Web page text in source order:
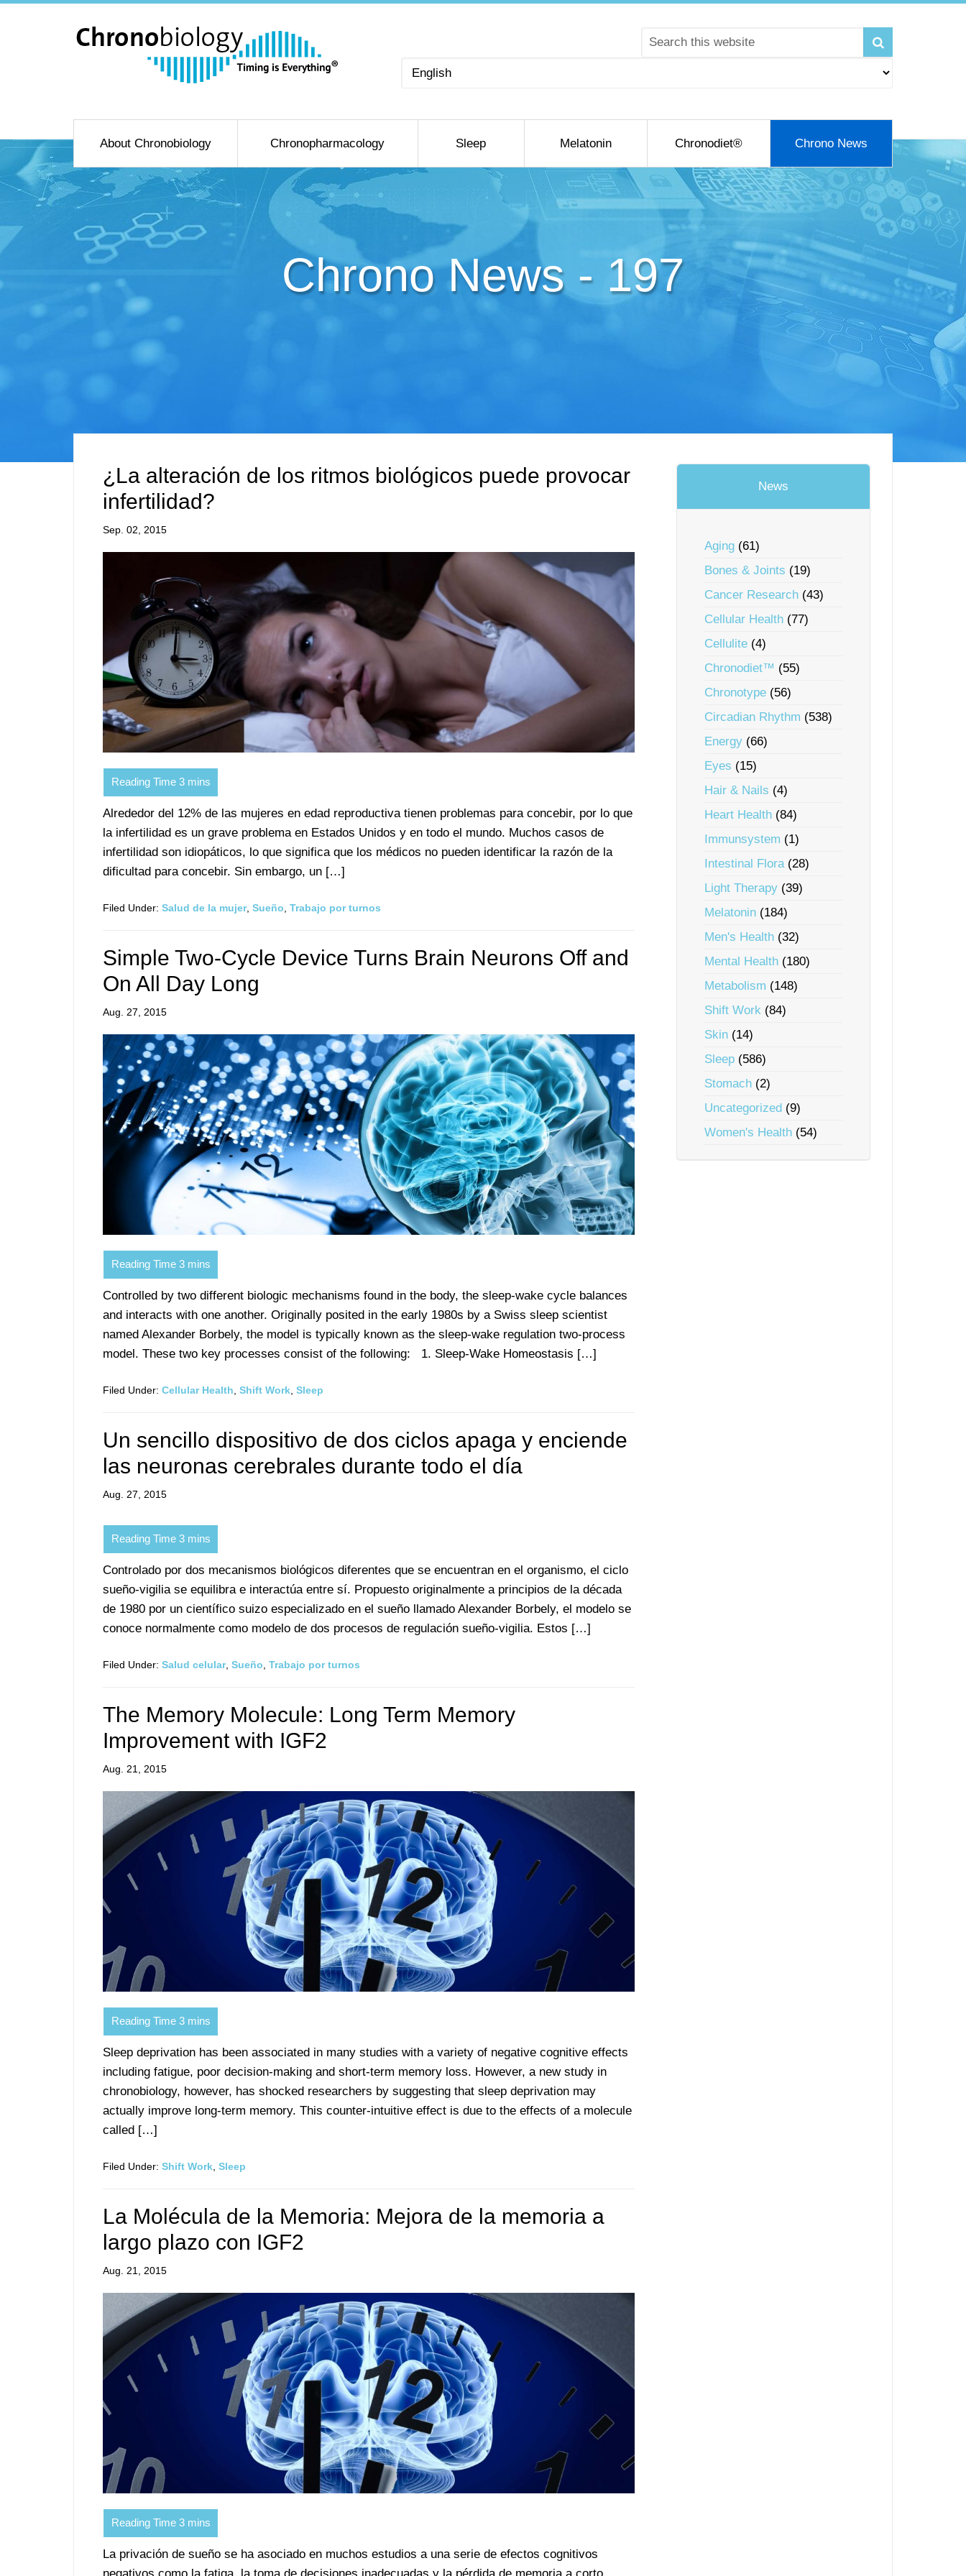
Choose
About Chronobiology Chronopharmacology Sleep Melatonin Chronodiet® Chrono News
Chrono News - 197
¿La alteración de los ritmos biológicos puede provocar
infertilidad?
Sep. 02, 2015
Alrededor del 12% de las mujeres en edad reproductiva tienen problemas para concebir, por lo que
la infertilidad es un grave problema en Estados Unidos y en todo el mundo. Muchos casos de
infertilidad son idiopáticos, lo que significa que los médicos no pueden identificar la razón de la
dificultad para concebir. Sin embargo, un […]
Filed Under: Salud de la mujer, Sueño Trabajo por turnos
Simple Two-Cycle Device Turns Brain Neurons Off and
On All Day Long
Aug. 27, 2015
Controlled by two different biologic mechanisms found in the body, the sleep-wake cycle balances
and interacts with one another. Originally posited in the early 1980s by a Swiss sleep scientist
named Alexander Borbely, the model is typically known as the sleep-wake regulation two-process
model. These two key processes consist of the following: 1. Sleep-Wake Homeostasis […]
Filed Under: Cellular Health Shift Work Sleep
Un sencillo dispositivo de dos ciclos apaga y enciende
las neuronas cerebrales durante todo el día
Aug. 27, 2015
Controlado por dos mecanismos biológicos diferentes que se encuentran en el organismo, el ciclo
sueño-vigilia se equilibra e interactúa entre sí. Propuesto originalmente a principios de la década
de 1980 por un científico suizo especializado en el sueño llamado Alexander Borbely, el modelo se
conoce normalmente como modelo de dos procesos de regulación sueño-vigilia. Estos […]
Filed Under: Salud celular, Sueño Trabajo por turnos
The Memory Molecule: Long Term Memory
Improvement with IGF2
Aug. 21, 2015
Sleep deprivation has been associated in many studies with a variety of negative cognitive effects
including fatigue, poor decision-making and short-term memory loss. However, a new study in
chronobiology, however, has shocked researchers by suggesting that sleep deprivation may
actually improve long-term memory. This counter-intuitive effect is due to the effects of a molecule
called […]
Filed Under: Shift Work Sleep
La Molécula de la Memoria: Mejora de la memoria a
largo plazo con IGF2
Aug. 21, 2015
La privación de sueño se ha asociado en muchos estudios a una serie de efectos cognitivos
News
Aging (61)
Bones & Joints (19)
Cancer Research (43)
Cellular Health (77)
Cellulite (4)
Chronodiet™ (55)
Chronotype (56)
Circadian Rhythm (538)
Energy (66)
Eyes (15)
Hair & Nails (4)
Heart Health (84)
Immunsystem (1)
Intestinal Flora(28)
Light Therapy (39)
Melatonin (184)
Men's Health (32)
Mental Health (180)
Metabolism (148)
Shift Work (84)
Skin (14)
Sleep (586)
Stomach (2)
Uncategorized (9)
Women's Health (54)